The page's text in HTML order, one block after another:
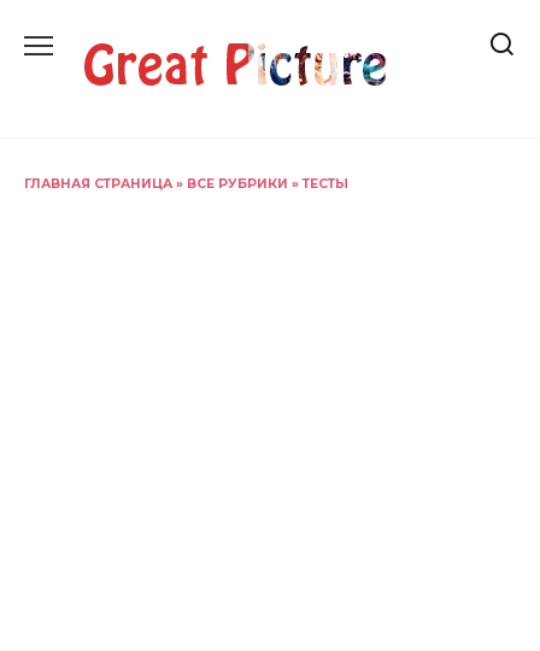
содержанию
ГЛАВНАЯ СТРАНИЦА » ВСЕ РУБРИКИ »ТЕСТЫ